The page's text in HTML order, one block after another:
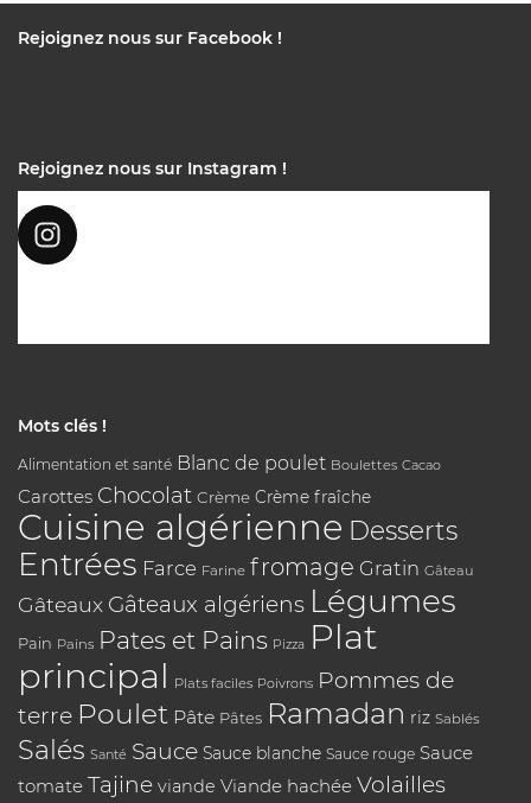
Rejoignez nous sur Facebook !
Rejoignez nous sur Instagram !
Mots clés !
Alimentation et santé Blanc de poulet Boulettes Cacao
Carottes Chocolat Crème Crème fraîche
Cuisine algérienne Desserts
Entrées Farce Farine fromage Gratin Gâteau
Gâteaux Gâteaux algériens Légumes
Pain Pains Pates et Pains Pizza Plat
principal Plats faciles Poivrons Pommes de
terre Poulet Pâte Pâtes Ramadan riz Sablés
Salés Santé Sauce Sauce blanche Sauce rouge Sauce
tomate Tajine viande Viande hachée Volailles